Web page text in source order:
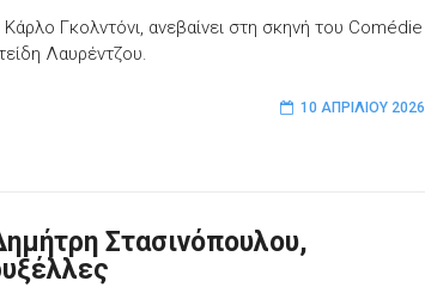
Γκολντόνι, ανεβαίνει στη σκηνή του Comédie
Λαυρέντζου.
10 ΑΠΡΙΛΊΟΥ 2026
Στασινόπουλου,